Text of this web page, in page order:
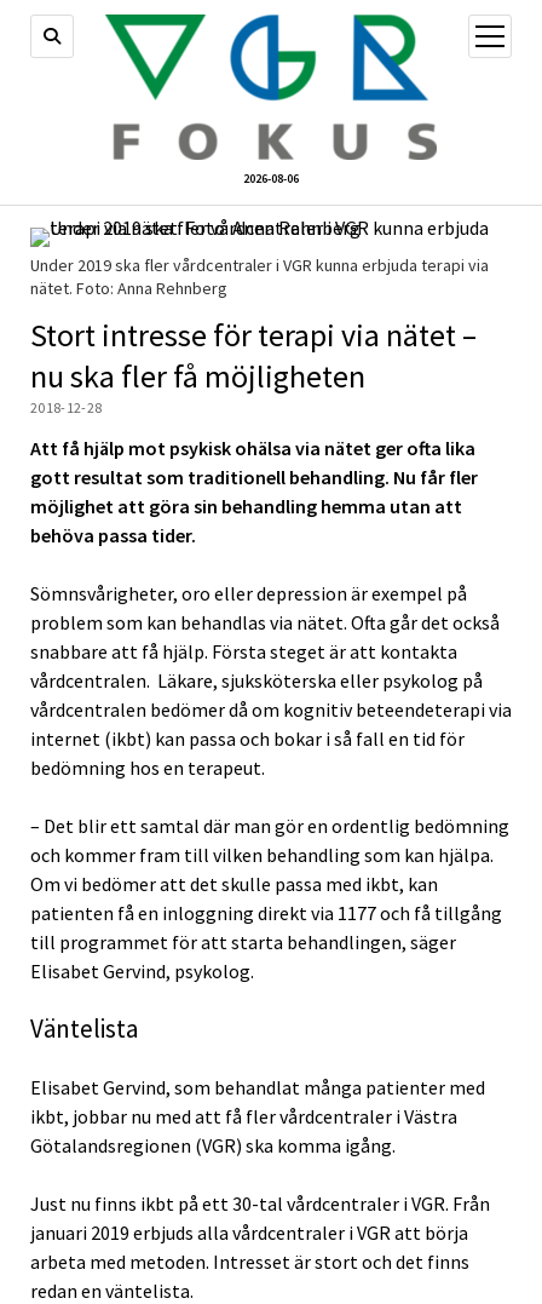
2026-08-06
öppna
meny
Under 2019 ska fler vårdcentraler i VGR kunna erbjuda terapi via
nätet. Foto: Anna Rehnberg
Stort intresse för terapi via nätet –
nu ska fler få möjligheten
2018-12-28
Att få hjälp mot psykisk ohälsa via nätet ger ofta lika
gott resultat som traditionell behandling. Nu får fler
möjlighet att göra sin behandling hemma utan att
behöva passa tider.
Sömnsvårigheter, oro eller depression är exempel på
problem som kan behandlas via nätet. Ofta går det också
snabbare att få hjälp. Första steget är att kontakta
vårdcentralen. Läkare, sjuksköterska eller psykolog på
vårdcentralen bedömer då om kognitiv beteendeterapi via
internet (ikbt) kan passa och bokar i så fall en tid för
bedömning hos en terapeut.
– Det blir ett samtal där man gör en ordentlig bedömning
och kommer fram till vilken behandling som kan hjälpa.
Om vi bedömer att det skulle passa med ikbt, kan
patienten få en inloggning direkt via 1177 och få tillgång
till programmet för att starta behandlingen, säger
Elisabet Gervind, psykolog.
Väntelista
Elisabet Gervind, som behandlat många patienter med
ikbt, jobbar nu med att få fler vårdcentraler i Västra
Götalandsregionen (VGR) ska komma igång.
Just nu finns ikbt på ett 30-tal vårdcentraler i VGR. Från
januari 2019 erbjuds alla vårdcentraler i VGR att börja
arbeta med metoden. Intresset är stort och det finns
redan en väntelista.